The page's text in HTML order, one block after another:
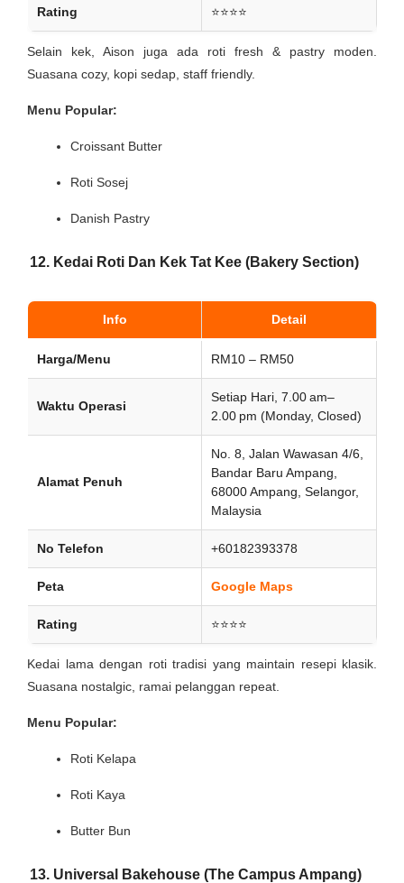
Rating ⭐⭐⭐⭐
Selain kek, Aison juga ada roti fresh & pastry moden.
Suasana cozy, kopi sedap, staff friendly.
Menu Popular:
Croissant Butter
Roti Sosej
Danish Pastry
12. Kedai Roti Dan Kek Tat Kee (Bakery Section)
Info Detail
Harga/Menu RM10 – RM50
Waktu Operasi
Setiap Hari, 7.00 am–
2.00 pm (Monday, Closed)
Alamat Penuh
No. 8, Jalan Wawasan 4/6,
Bandar Baru Ampang,
68000 Ampang, Selangor,
Malaysia
No Telefon +60182393378
Peta Google Maps
Rating ⭐⭐⭐⭐
Kedai lama dengan roti tradisi yang maintain resepi klasik.
Suasana nostalgic, ramai pelanggan repeat.
Menu Popular:
Roti Kelapa
Roti Kaya
Butter Bun
13. Universal Bakehouse (The Campus Ampang)